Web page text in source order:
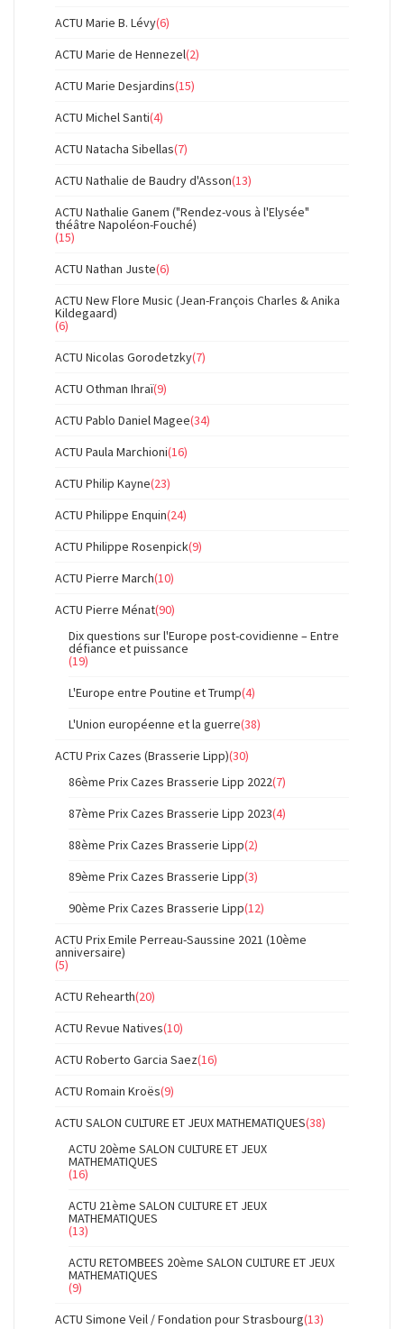
ACTU Marie B. Lévy(6)
ACTU Marie de Hennezel(2)
ACTU Marie Desjardins(15)
ACTU Michel Santi(4)
ACTU Natacha Sibellas(7)
ACTU Nathalie de Baudry d'Asson(13)
ACTU Nathalie Ganem ("Rendez-vous à l'Elysée"
théâtre Napoléon-Fouché)
(15)
ACTU Nathan Juste(6)
ACTU New Flore Music (Jean-François Charles & Anika
Kildegaard)
(6)
ACTU Nicolas Gorodetzky(7)
ACTU Othman Ihraï(9)
ACTU Pablo Daniel Magee(34)
ACTU Paula Marchioni(16)
ACTU Philip Kayne(23)
ACTU Philippe Enquin(24)
ACTU Philippe Rosenpick(9)
ACTU Pierre March(10)
ACTU Pierre Ménat(90)
Dix questions sur l'Europe post-covidienne – Entre
défiance et puissance
(19)
L'Europe entre Poutine et Trump(4)
L'Union européenne et la guerre(38)
ACTU Prix Cazes (Brasserie Lipp)(30)
86ème Prix Cazes Brasserie Lipp 2022(7)
87ème Prix Cazes Brasserie Lipp 2023(4)
88ème Prix Cazes Brasserie Lipp(2)
89ème Prix Cazes Brasserie Lipp(3)
90ème Prix Cazes Brasserie Lipp(12)
ACTU Prix Emile Perreau-Saussine 2021 (10ème
anniversaire)
(5)
ACTU Rehearth(20)
ACTU Revue Natives(10)
ACTU Roberto Garcia Saez(16)
ACTU Romain Kroës(9)
ACTU SALON CULTURE ET JEUX MATHEMATIQUES(38)
ACTU 20ème SALON CULTURE ET JEUX
MATHEMATIQUES
(16)
ACTU 21ème SALON CULTURE ET JEUX
MATHEMATIQUES
(13)
ACTU RETOMBEES 20ème SALON CULTURE ET JEUX
MATHEMATIQUES
(9)
ACTU Simone Veil / Fondation pour Strasbourg(13)